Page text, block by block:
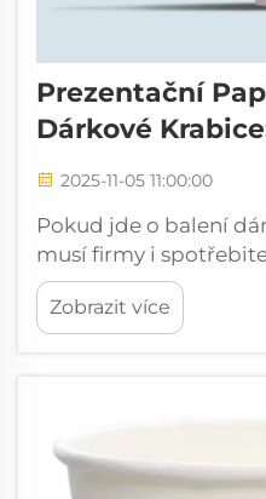
Prezentační
Dárkové
2025-11-05 11:00:00
Pokud jde o balení
musí firmy i
rozhodnutí mezi
dárkovými krabicemi.
nabízí zřetelné
Zobrazit více